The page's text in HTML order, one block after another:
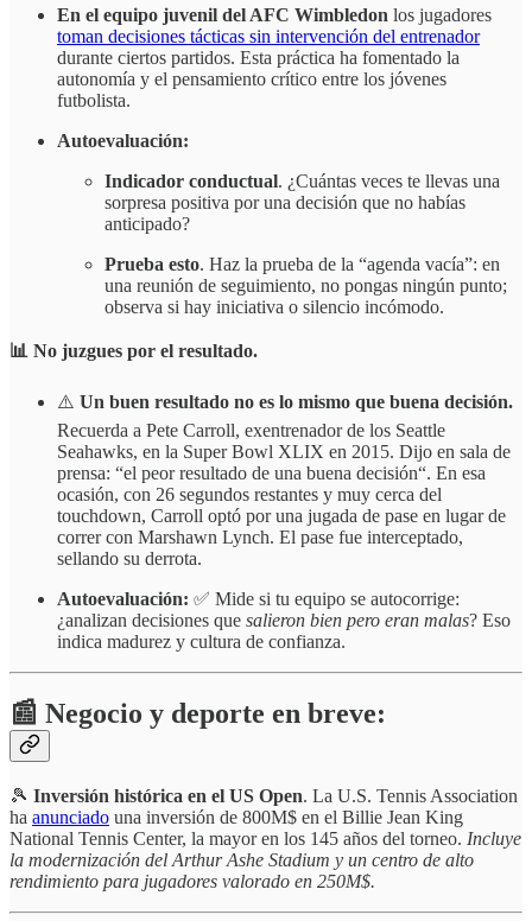
En el equipo juvenil del AFC Wimbledon los jugadores
toman decisiones tácticas sin intervención del entrenador
durante ciertos partidos. Esta práctica ha fomentado la
autonomía y el pensamiento crítico entre los jóvenes
futbolista.
Autoevaluación:
Indicador conductual. ¿Cuántas veces te llevas una
sorpresa positiva por una decisión que no habías
anticipado?
Prueba esto. Haz la prueba de la “agenda vacía”: en
una reunión de seguimiento, no pongas ningún punto;
observa si hay iniciativa o silencio incómodo.
📊 No juzgues por el resultado.
⚠️ Un buen resultado no es lo mismo que buena decisión.
Recuerda a Pete Carroll, exentrenador de los Seattle
Seahawks, en la Super Bowl XLIX en 2015. Dijo en sala de
prensa: “el peor resultado de una buena decisión“. En esa
ocasión, con 26 segundos restantes y muy cerca del
touchdown, Carroll optó por una jugada de pase en lugar de
correr con Marshawn Lynch. El pase fue interceptado,
sellando su derrota.
Autoevaluación: ✅ Mide si tu equipo se autocorrige:
¿analizan decisiones que salieron bien pero eran malas? Eso
indica madurez y cultura de confianza.
📰 Negocio y deporte en breve:
🎾 Inversión histórica en el US Open. La U.S. Tennis Association
ha anunciado una inversión de 800M$ en el Billie Jean King
National Tennis Center, la mayor en los 145 años del torneo. Incluye
la modernización del Arthur Ashe Stadium y un centro de alto
rendimiento para jugadores valorado en 250M$.